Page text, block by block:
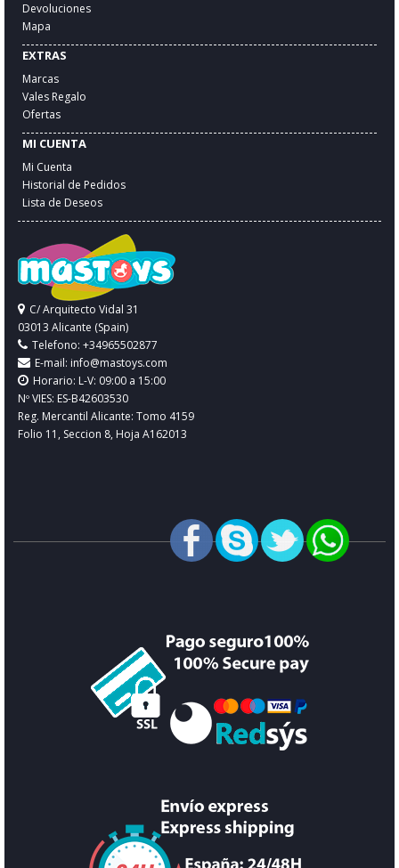
Devoluciones
Mapa
EXTRAS
Marcas
Vales Regalo
Ofertas
MI CUENTA
Mi Cuenta
Historial de Pedidos
Lista de Deseos
C/ Arquitecto Vidal 31
03013 Alicante (Spain)
Telefono: +34965502877
E-mail: info@mastoys.com
Horario: L-V: 09:00 a 15:00
Nº VIES: ES-B42603530
Reg. Mercantil Alicante: Tomo 4159
Folio 11, Seccion 8, Hoja A162013